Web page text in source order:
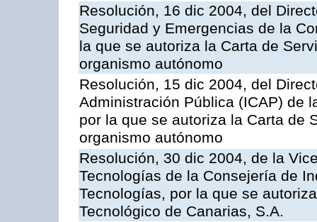
Resolución, 16 dic 2004, del
Seguridad y Emergencias de la
la que se autoriza la Carta de
organismo autónomo
Resolución, 15 dic 2004, del
Administración Pública (ICAP) de
por la que se autoriza la Carta de
organismo autónomo
Resolución, 30 dic 2004, de la
Tecnologías de la Consejería de
Tecnologías, por la que se
Tecnológico de Canarias, S.A.